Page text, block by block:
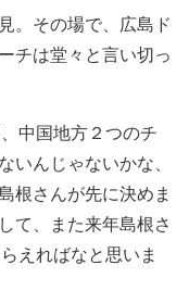
。その場で、広島ド
チは堂々と言い切っ
中国地方２つのチ
いんじゃないかな、
根さんが先に決めま
て、また来年島根さ
えればなと思いま